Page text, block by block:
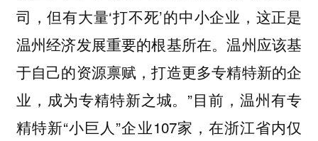
司，但有大量‘打不死’的中小企业，这正是
温州经济发展重要的根基所在。温州应该基
于自己的资源禀赋，打造更多专精特新的企
业，成为专精特新之城。”目前，温州有专
精特新“小巨人”企业107家，在浙江省内仅